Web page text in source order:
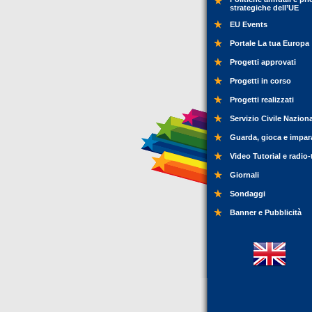
strategiche dell’UE
EU Events
Portale La tua Europa
Progetti approvati
Progetti in corso
Progetti realizzati
Servizio Civile
Guarda, gioca e
Video Tutorial e
Giornali
Sondaggi
Banner e Pubblicità